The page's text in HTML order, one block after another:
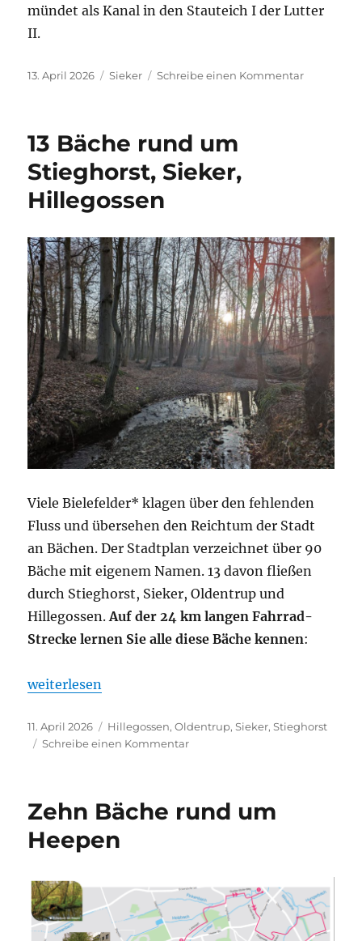
mündet als Kanal in den Stauteich I der Lutter
II.
Veröffentlicht
13. April 2026 Kategorien
Sieker Schreibe einen Kommentarzu
13 Bäche rund um
Stieghorst, Sieker,
Hillegossen
Viele Bielefelder* klagen über den fehlenden
Fluss und übersehen den Reichtum der Stadt
an Bächen. Der Stadtplan verzeichnet über 90
Bäche mit eigenem Namen. 13 davon fließen
durch Stieghorst, Sieker, Oldentrup und
Hillegossen.Auf der 24 km langen Fahrrad-
Strecke lernen Sie alle diese Bäche kennen:
„13 Bäche rund um Stieghorst, Sieker, Hillegossen“
weiterlesen
Veröffentlicht
am
11. April 2026 Kategorien
Hillegossen,Oldentrup,Sieker,Stieghorst
Schreibe einen Kommentarzu
um
Zehn Bäche rund um
Heepen